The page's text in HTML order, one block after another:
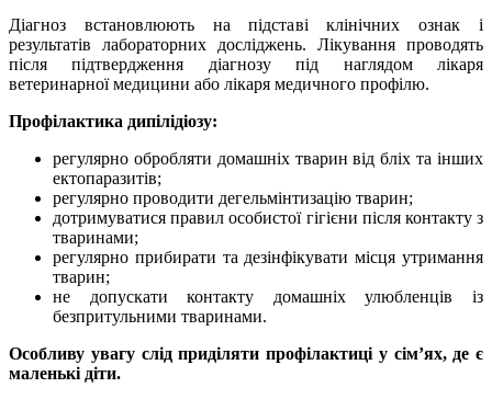
Діагноз встановлюють на підставі клінічних ознак і
результатів лабораторних досліджень. Лікування проводять
після підтвердження діагнозу під наглядом лікаря
ветеринарної медицини або лікаря медичного профілю.
Профілактика дипілідіозу:
регулярно обробляти домашніх тварин від бліх та інших
ектопаразитів;
регулярно проводити дегельмінтизацію тварин;
дотримуватися правил особистої гігієни після контакту з
тваринами;
регулярно прибирати та дезінфікувати місця утримання
тварин;
не допускати контакту домашніх улюбленців із
безпритульними тваринами.
Особливу увагу слід приділяти профілактиці у сім’ях, де є
маленькі діти.